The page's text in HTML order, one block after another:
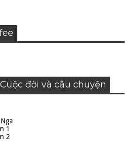
đời và câu chuyện
1
2